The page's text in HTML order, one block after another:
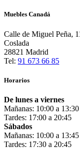
Muebles Canadá
Calle de Miguel Peña,
Coslada
28821 Madrid
Tel: 91 673 66 85
Horarios
De lunes a viernes
Mañanas: 10:00 a 13:30
Tardes: 17:00 a 20:45
Sábados
Mañanas: 10:00 a 13:45
Tardes: 17:30 a 20:45